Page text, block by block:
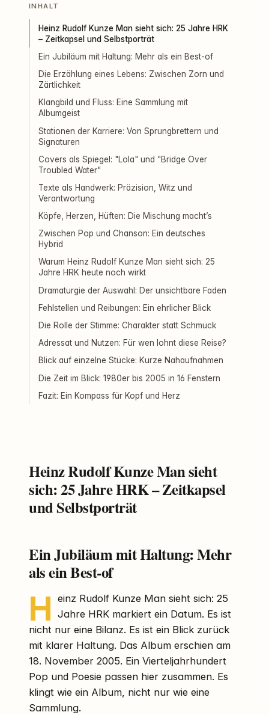
INHALT
Heinz Rudolf Kunze Man sieht sich: 25 Jahre HRK
– Zeitkapsel und Selbstporträt
Ein Jubiläum mit Haltung: Mehr als ein Best-of
Die Erzählung eines Lebens: Zwischen Zorn und
Zärtlichkeit
Klangbild und Fluss: Eine Sammlung mit
Albumgeist
Stationen der Karriere: Von Sprungbrettern und
Signaturen
Covers als Spiegel: "Lola" und "Bridge Over
Troubled Water"
Texte als Handwerk: Präzision, Witz und
Verantwortung
Köpfe, Herzen, Hüften: Die Mischung macht’s
Zwischen Pop und Chanson: Ein deutsches
Hybrid
Warum Heinz Rudolf Kunze Man sieht sich: 25
Jahre HRK heute noch wirkt
Dramaturgie der Auswahl: Der unsichtbare Faden
Fehlstellen und Reibungen: Ein ehrlicher Blick
Die Rolle der Stimme: Charakter statt Schmuck
Adressat und Nutzen: Für wen lohnt diese Reise?
Blick auf einzelne Stücke: Kurze Nahaufnahmen
Die Zeit im Blick: 1980er bis 2005 in 16 Fenstern
Fazit: Ein Kompass für Kopf und Herz
Heinz Rudolf Kunze Man sieht
sich: 25 Jahre HRK – Zeitkapsel
und Selbstporträt
Ein Jubiläum mit Haltung: Mehr
als ein Best-of
H einz Rudolf Kunze Man sieht sich: 25
Jahre HRK markiert ein Datum. Es ist
nicht nur eine Bilanz. Es ist ein Blick zurück
mit klarer Haltung. Das Album erschien am
18. November 2005. Ein Vierteljahrhundert
Pop und Poesie passen hier zusammen. Es
klingt wie ein Album, nicht nur wie eine
Sammlung.